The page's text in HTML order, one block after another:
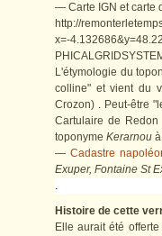
— Carte IGN et carte
http://
x=-
L'étymologie du
colline" et vient du
Crozon) . Peut-être
Cartulaire de
toponyme Kerarnou
— Cadastre
Exuper, Fontaine St
.
Histoire de cette
Elle aurait été